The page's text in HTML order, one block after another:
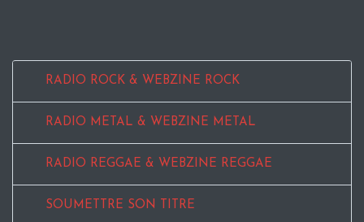
RADIO ROCK & WEBZINE ROCK
RADIO METAL & WEBZINE METAL
RADIO REGGAE & WEBZINE REGGAE
SOUMETTRE SON TITRE